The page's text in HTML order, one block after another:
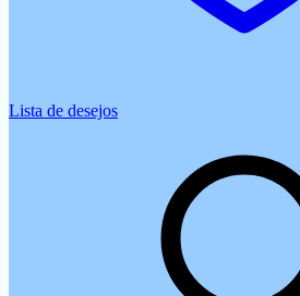
Lista de desejos